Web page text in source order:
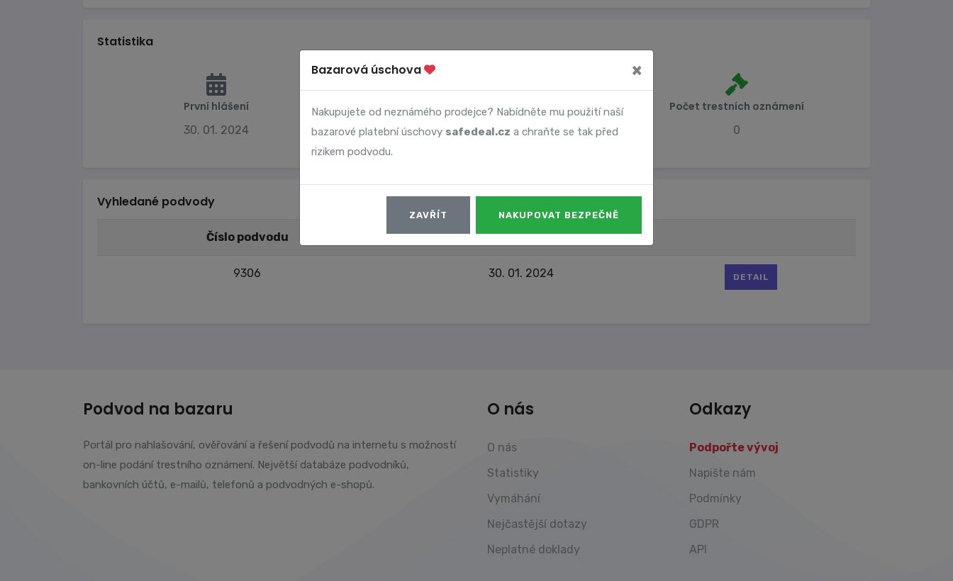
Statistika
První hlášení
30. 01. 2024
Majitel účtu
Polakova Patricie
Počet trestních oznámení
0
Vyhledané podvody
Číslo podvodu Datum
9306 30. 01. 2024 DETAIL
Podvod na bazaru
Portál pro nahlašování, ověřování a řešení podvodů na internetu s možností
on-line podání trestního oznámení. Největší databáze podvodníků,
bankovních účtů, e-mailů, telefonů a podvodných e-shopů.
O nás
O nás
Statistiky
Vymáhání
Nejčastější dotazy
Neplatné doklady
Odkazy
Podpořte vývoj
Napište nám
Podmínky
GDPR
API
Bazarová úschova ×
Nakupujete od neznámého prodejce? Nabídněte mu použití naší
bazarové platební úschovy safedeal.cz a chraňte se tak před
rizikem podvodu.
ZAVŘÍT NAKUPOVAT BEZPEČNĚ